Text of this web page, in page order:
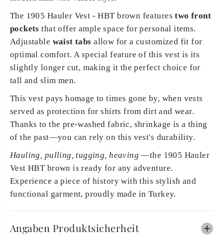
The 1905 Hauler Vest - HBT brown featurestwo front
pockets that offer ample space for personal items.
Adjustable waist tabs allow for a customized fit for
optimal comfort. A special feature of this vest is its
slightly longer cut, making it the perfect choice for
tall and slim men.
This vest pays homage to times gone by, when vests
served as protection for shirts from dirt and wear.
Thanks to the pre-washed fabric, shrinkage is a thing
of the past—you can rely on this vest's durability.
Hauling, pulling, tugging, heaving —the 1905 Hauler
Vest HBT brown is ready for any adventure.
Experience a piece of history with this stylish and
functional garment, proudly made in Turkey.
Angaben Produktsicherheit